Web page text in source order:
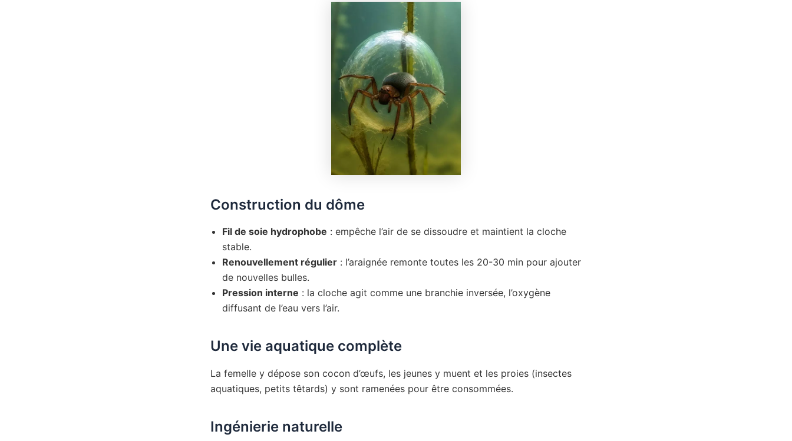
Construction du dôme
Fil de soie hydrophobe : empêche l’air de se dissoudre et maintient la cloche
stable.
Renouvellement régulier : l’araignée remonte toutes les 20-30 min pour ajouter
de nouvelles bulles.
Pression interne : la cloche agit comme une branchie inversée, l’oxygène
diffusant de l’eau vers l’air.
Une vie aquatique complète
La femelle y dépose son cocon d’œufs, les jeunes y muent et les proies (insectes
aquatiques, petits têtards) y sont ramenées pour être consommées.
Ingénierie naturelle